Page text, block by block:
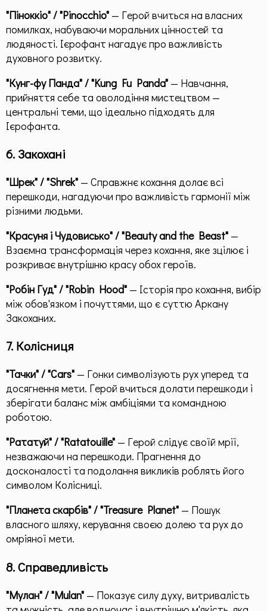
"Піноккіо" / "Pinocchio" — Герой вчиться на власних
помилках, набуваючи моральних цінностей та
людяності. Ієрофант нагадує про важливість
духовного розвитку.
"Кунг-фу Панда" / "Kung Fu Panda" — Навчання,
прийняття себе та оволодіння мистецтвом —
центральні теми, що ідеально підходять для
Ієрофанта.
6. Закохані
"Шрек" / "Shrek" — Справжнє кохання долає всі
перешкоди, нагадуючи про важливість гармонії між
різними людьми.
"Красуня і Чудовисько" / "Beauty and the Beast" —
Взаємна трансформація через кохання, яке зцілює і
розкриває внутрішню красу обох героїв.
"Робін Гуд" / "Robin Hood" — Історія про кохання, вибір
між обов'язком і почуттями, що є суттю Аркану
Закоханих.
7. Колісниця
"Тачки" / "Cars" — Гонки символізують рух уперед та
досягнення мети. Герой вчиться долати перешкоди і
зберігати баланс між амбіціями та командною
роботою.
"Рататуй" / "Ratatouille" — Герой слідує своїй мрії,
незважаючи на перешкоди. Прагнення до
досконалості та подолання викликів роблять його
символом Колісниці.
"Планета скарбів" / "Treasure Planet" — Пошук
власного шляху, керування своєю долею та рух до
омріяної мети.
8. Справедливість
"Мулан" / "Mulan" — Показує силу духу, витривалість